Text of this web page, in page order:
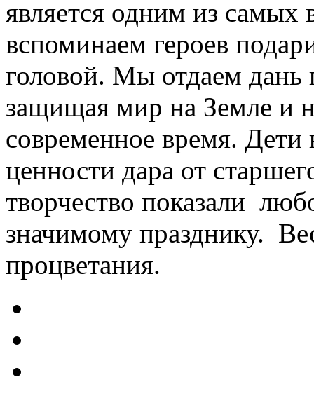
является одним из
вспоминаем героев
головой. Мы отдаем дань
защищая мир на Земле и
современное время.
ценности дара от
творчество показали
значимому празднику.
процветания.